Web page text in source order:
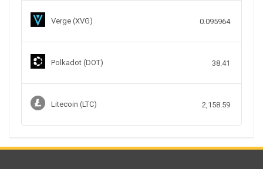
Verge (XVG) 0.095964
Polkadot (DOT) 38.41
Litecoin (LTC) 2,158.59